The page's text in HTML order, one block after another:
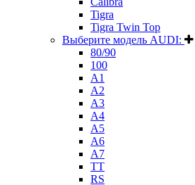
Tigra
Tigra Twin Top
Выберите модель AUDI:
80/90
100
A1
A2
A3
A4
A5
A6
A7
TT
RS